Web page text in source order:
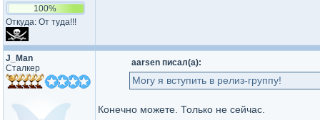
100%
Откуда: От туда!!!
J_Man
Сталкер
aarsen писал(а):
Могу я вступить в релиз-группу!
Конечно можете. Только не сейчас.